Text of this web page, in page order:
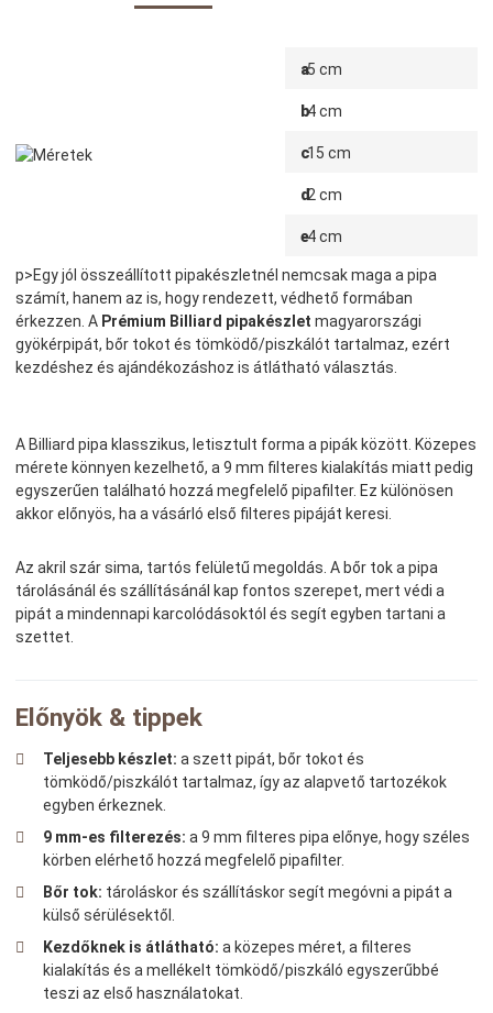
a5 cm
b4 cm
c15 cm
d2 cm
e4 cm
p>Egy jól összeállított pipakészletnél nemcsak maga a pipa
számít, hanem az is, hogy rendezett, védhető formában
érkezzen. A Prémium Billiard pipakészlet magyarországi
gyökérpipát, bőr tokot és tömködő/piszkálót tartalmaz, ezért
kezdéshez és ajándékozáshoz is átlátható választás.
A Billiard pipa klasszikus, letisztult forma a pipák között. Közepes
mérete könnyen kezelhető, a 9 mm filteres kialakítás miatt pedig
egyszerűen található hozzá megfelelő pipafilter. Ez különösen
akkor előnyös, ha a vásárló első filteres pipáját keresi.
Az akril szár sima, tartós felületű megoldás. A bőr tok a pipa
tárolásánál és szállításánál kap fontos szerepet, mert védi a
pipát a mindennapi karcolódásoktól és segít egyben tartani a
szettet.
Előnyök & tippek
Teljesebb készlet: a szett pipát, bőr tokot és
tömködő/piszkálót tartalmaz, így az alapvető tartozékok
egyben érkeznek.
9 mm-es filterezés: a 9 mm filteres pipa előnye, hogy széles
körben elérhető hozzá megfelelő pipafilter.
Bőr tok: tároláskor és szállításkor segít megóvni a pipát a
külső sérülésektől.
Kezdőknek is átlátható: a közepes méret, a filteres
kialakítás és a mellékelt tömködő/piszkáló egyszerűbbé
teszi az első használatokat.